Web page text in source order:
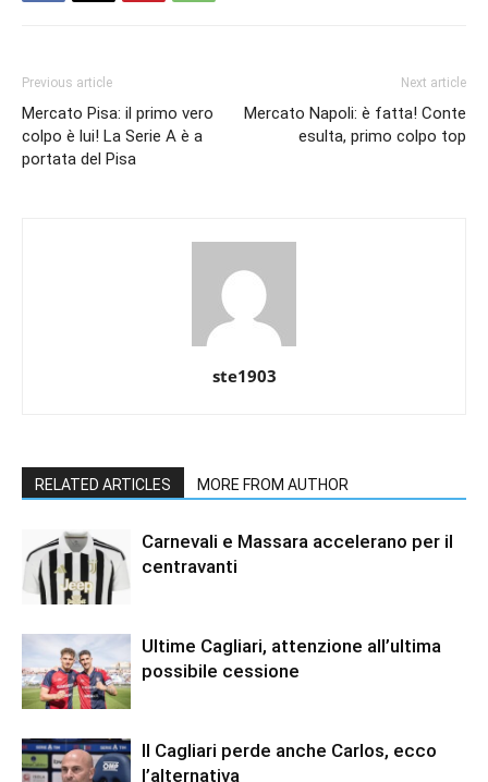
Previous article
Mercato Pisa: il primo vero
colpo è lui! La Serie A è a
portata del Pisa
Next article
Mercato Napoli: è fatta! Conte
esulta, primo colpo top
ste1903
RELATED ARTICLES MORE FROM AUTHOR
Carnevali e Massara accelerano per il
centravanti
Ultime Cagliari, attenzione all’ultima
possibile cessione
Il Cagliari perde anche Carlos, ecco
l’alternativa